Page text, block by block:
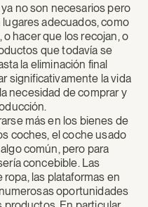
no son necesarios pero
adecuados, como
hacer que los recojan, o
que todavía se
la eliminación final
significativamente la vida
necesidad de comprar y
más en los bienes de
coches, el coche usado
común, pero para
concebible. Las
las plataformas en
oportunidades